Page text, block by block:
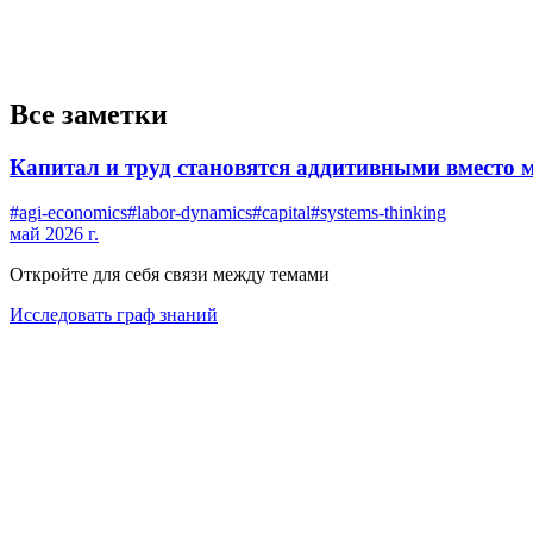
Все заметки
Капитал и труд становятся аддитивными вместо
#agi-economics#labor-dynamics#capital#systems-thinking
май 2026 г.
Откройте для себя связи между темами
Исследовать граф знаний